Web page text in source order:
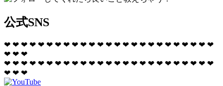
公式SNS
❤ ❤ ❤ ❤ ❤ ❤ ❤ ❤ ❤ ❤ ❤ ❤ ❤ ❤ ❤ ❤ ❤ ❤ ❤ ❤ ❤ ❤ ❤ ❤ ❤
❤ ❤ ❤
❤ ❤ ❤ ❤ ❤ ❤ ❤ ❤ ❤ ❤ ❤ ❤ ❤ ❤ ❤ ❤ ❤ ❤ ❤ ❤ ❤ ❤ ❤ ❤ ❤
❤ ❤ ❤